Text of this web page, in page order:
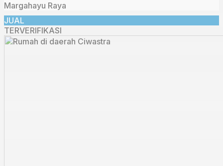
Margahayu Raya
JUAL
TERVERIFIKASI